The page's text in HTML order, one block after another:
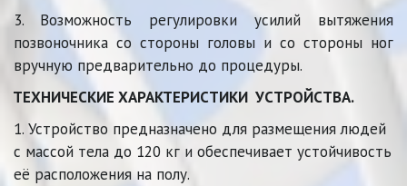
3. Возможность регулировки усилий вытяжения
позвоночника со стороны головы и со стороны ног
вручную предварительно до процедуры.
ТЕХНИЧЕСКИЕ ХАРАКТЕРИСТИКИ УСТРОЙСТВА.
1. Устройство предназначено для размещения людей
с массой тела до 120 кг и обеспечивает устойчивость
её расположения на полу.